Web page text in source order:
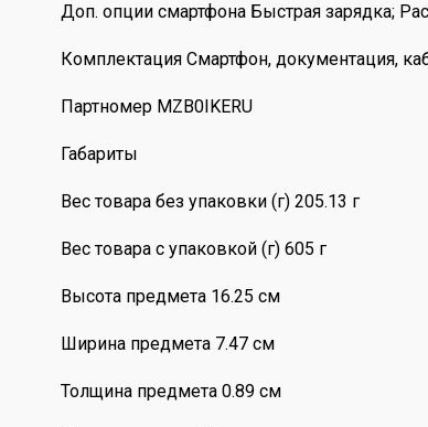
Доп. опции смартфона Быстрая зарядка;
Комплектация Смартфон, документация,
Партномер MZB0IKERU
Габариты
Вес товара без упаковки (г) 205.13 г
Вес товара с упаковкой (г) 605 г
Высота предмета 16.25 см
Ширина предмета 7.47 см
Толщина предмета 0.89 см